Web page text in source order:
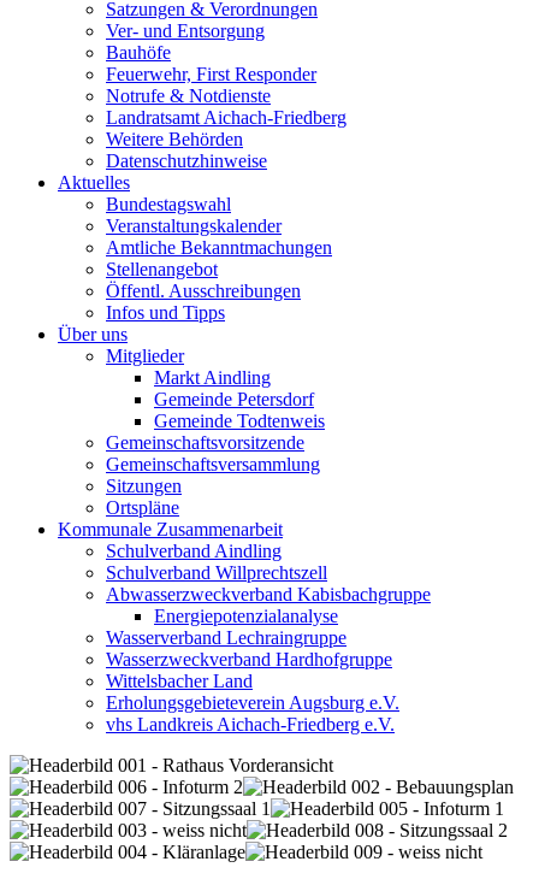
Satzungen & Verordnungen
Ver- und Entsorgung
Bauhöfe
Feuerwehr, First Responder
Notrufe & Notdienste
Landratsamt Aichach-Friedberg
Weitere Behörden
Datenschutzhinweise
Aktuelles
Bundestagswahl
Veranstaltungskalender
Amtliche Bekanntmachungen
Stellenangebot
Öffentl. Ausschreibungen
Infos und Tipps
Über uns
Mitglieder
Markt Aindling
Gemeinde Petersdorf
Gemeinde Todtenweis
Gemeinschaftsvorsitzende
Gemeinschaftsversammlung
Sitzungen
Ortspläne
Kommunale Zusammenarbeit
Schulverband Aindling
Schulverband Willprechtszell
Abwasserzweckverband Kabisbachgruppe
Energiepotenzialanalyse
Wasserverband Lechraingruppe
Wasserzweckverband Hardhofgruppe
Wittelsbacher Land
Erholungsgebieteverein Augsburg e.V.
vhs Landkreis Aichach-Friedberg e.V.